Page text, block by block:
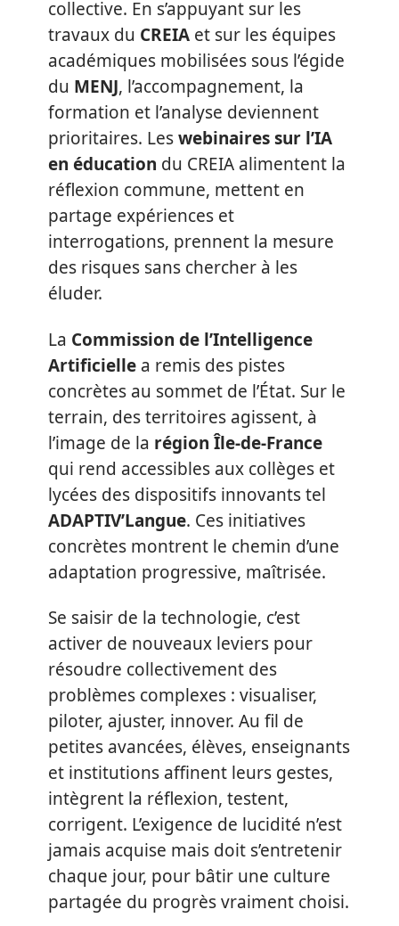
collective. En s’appuyant sur les
travaux du CREIA et sur les équipes
académiques mobilisées sous l’égide
du MENJ, l’accompagnement, la
formation et l’analyse deviennent
prioritaires. Leswebinaires sur l’IA
en éducation du CREIA alimentent la
réflexion commune, mettent en
partage expériences et
interrogations, prennent la mesure
des risques sans chercher à les
éluder.
La Commission de l’Intelligence
Artificielle a remis des pistes
concrètes au sommet de l’État. Sur le
terrain, des territoires agissent, à
l’image de la région Île-de-France
qui rend accessibles aux collèges et
lycées des dispositifs innovants tel
ADAPTIV’Langue. Ces initiatives
concrètes montrent le chemin d’une
adaptation progressive, maîtrisée.
Se saisir de la technologie, c’est
activer de nouveaux leviers pour
résoudre collectivement des
problèmes complexes : visualiser,
piloter, ajuster, innover. Au fil de
petites avancées, élèves, enseignants
et institutions affinent leurs gestes,
intègrent la réflexion, testent,
corrigent. L’exigence de lucidité n’est
jamais acquise mais doit s’entretenir
chaque jour, pour bâtir une culture
partagée du progrès vraiment choisi.